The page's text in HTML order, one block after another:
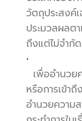
วัตถุประสงค์
ประมวลผลต
ถึงแต่ไม่จำกั
•
เพื่ออำนวย
หรือการเข้า
อำนวยความ